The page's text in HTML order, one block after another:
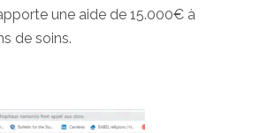
une aide de 15.000€ à
de soins.